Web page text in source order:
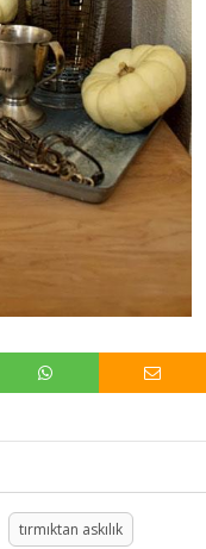
tırmıktan askılık